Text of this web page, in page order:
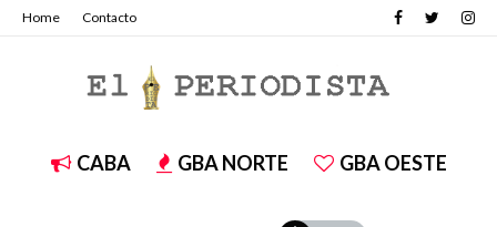
Home Contacto
CABA GBA NORTE GBA OESTE